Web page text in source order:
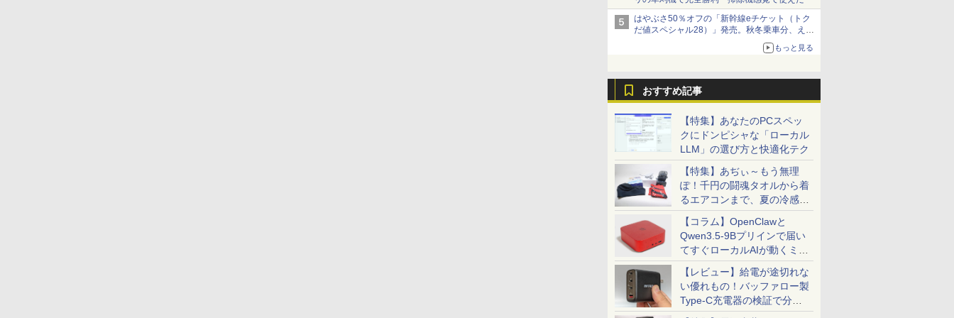
はやぶさ50％オフの「新幹線eチケット（トク
だ値スペシャル28）」発売。秋冬乗車分、えき
もっと見る
おすすめ記事
【特集】あなたのPCスペッ
クにドンピシャな「ローカル
LLM」の選び方と快適化テク
【特集】あぢぃ～もう無理
ぽ！千円の闘魂タオルから着
るエアコンまで、夏の冷感グ
ッズ一挙紹介
【コラム】OpenClawと
Qwen3.5-9Bプリインで届い
てすぐローカルAIが動くミニ
PC「SER9 Pro」
【レビュー】給電が途切れな
い優れもの！バッファロー製
Type-C充電器の検証で分か
ったこと